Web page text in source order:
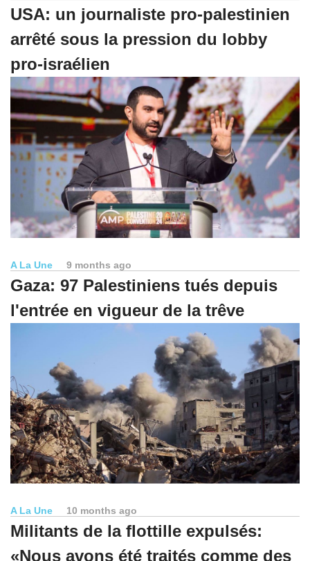
USA: un journaliste pro-palestinien
arrêté sous la pression du lobby
pro-israélien
A La Une 9 months ago
Gaza: 97 Palestiniens tués depuis
l'entrée en vigueur de la trêve
A La Une 10 months ago
Militants de la flottille expulsés:
«Nous avons été traités comme des